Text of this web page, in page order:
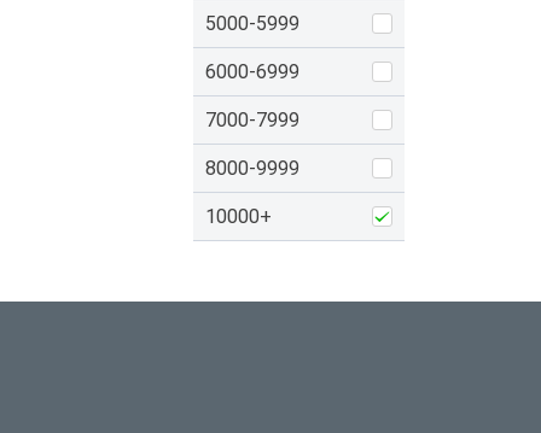
5000-5999
6000-6999
7000-7999
8000-9999
10000+